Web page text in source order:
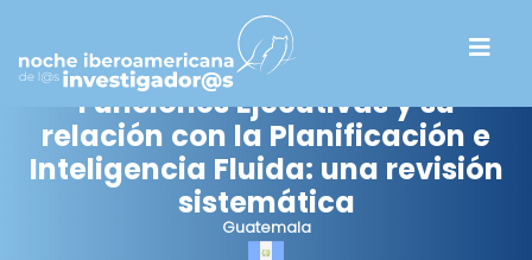
Funciones Ejecutivas y su
relación con la Planificación e
Inteligencia Fluida: una revisión
sistemática
Guatemala